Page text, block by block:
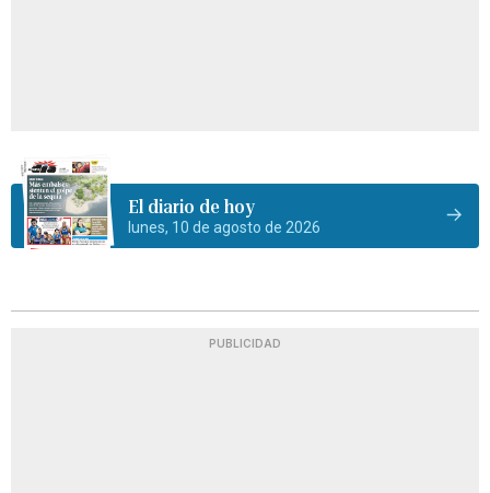
El diario de hoy
lunes, 10 de agosto de 2026
PUBLICIDAD